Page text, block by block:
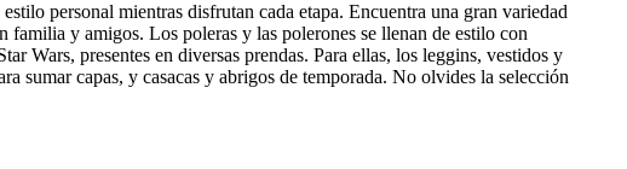
personal mientras disfrutan cada etapa. Encuentra una gran variedad
familia y amigos. Los poleras y las polerones se llenan de estilo con
Wars, presentes en diversas prendas. Para ellas, los leggins, vestidos y
sumar capas, y casacas y abrigos de temporada. No olvides la selección